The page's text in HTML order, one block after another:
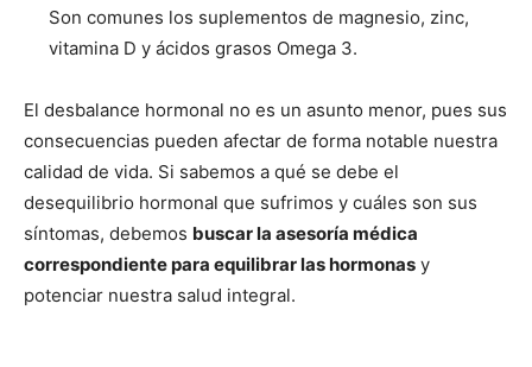
Son comunes los suplementos de magnesio, zinc,
vitamina D y ácidos grasos Omega 3.
El desbalance hormonal no es un asunto menor, pues sus
consecuencias pueden afectar de forma notable nuestra
calidad de vida. Si sabemos a qué se debe el
desequilibrio hormonal que sufrimos y cuáles son sus
síntomas, debemos buscar la asesoría médica
correspondiente para equilibrar las hormonas y
potenciar nuestra salud integral.